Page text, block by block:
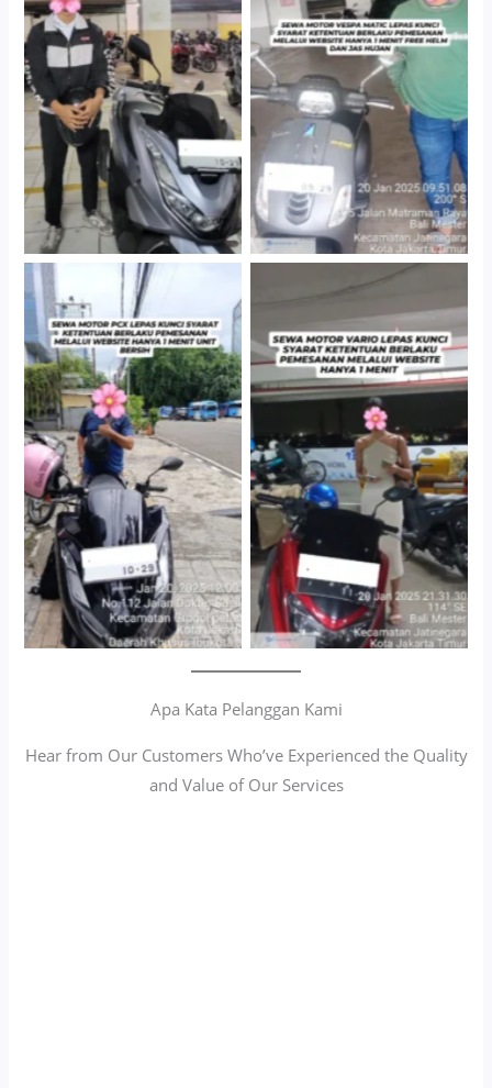
Hotel Kartika Chandra,
Jakarta Selatan
Cityplaza Jatinegara
Gedung Parkir P6A
Antar Jemput Kendaraan
Cityplaza Jatinegara
Gedung Parkir P6A
Apa Kata Pelanggan Kami
Hear from Our Customers Who’ve Experienced the Quality
and Value of Our Services